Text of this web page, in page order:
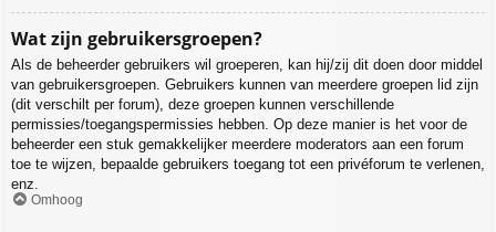
Wat zijn gebruikersgroepen?
Als de beheerder gebruikers wil groeperen, kan hij/zij dit doen door middel
van gebruikersgroepen. Gebruikers kunnen van meerdere groepen lid zijn
(dit verschilt per forum), deze groepen kunnen verschillende
permissies/toegangspermissies hebben. Op deze manier is het voor de
beheerder een stuk gemakkelijker meerdere moderators aan een forum
toe te wijzen, bepaalde gebruikers toegang tot een privéforum te verlenen,
enz.
Omhoog